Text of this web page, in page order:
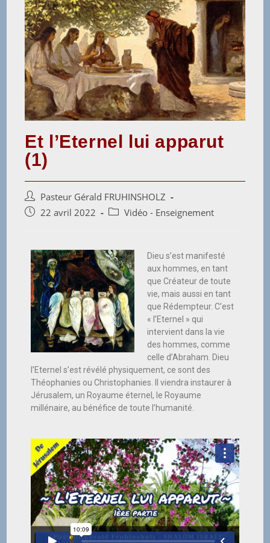
Et l’Eternel lui apparut
(1)
Pasteur Gérald FRUHINSHOLZ
22 avril 2022
Vidéo - Enseignement
Dieu s’est manifesté
aux hommes, en tant
que Créateur de toute
vie, mais aussi en tant
que Rédempteur. C’est
« l’Eternel » qui
intervient dans la vie
des hommes, comme
celle d’Abraham. Dieu
l’Eternel s’est révélé physiquement, ce sont des
Théophanies ou Christophanies. Il viendra instaurer à
Jérusalem, un Royaume éternel, le Royaume
millénaire, au bénéfice de toute l’humanité.